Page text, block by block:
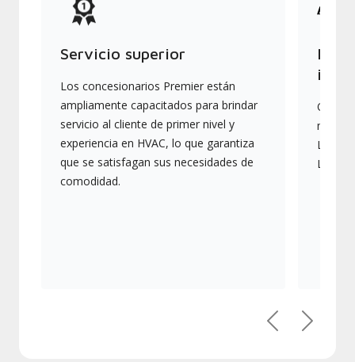
Servicio superior
Los concesionarios Premier están
ampliamente capacitados para brindar
servicio al cliente de primer nivel y
experiencia en HVAC, lo que garantiza
que se satisfagan sus necesidades de
comodidad.
más
PreviousNext